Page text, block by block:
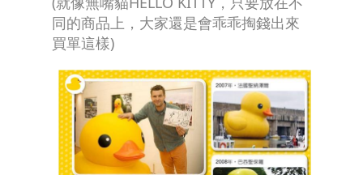
同的商品上，大家還是會乖乖掏錢出來
買單這樣)